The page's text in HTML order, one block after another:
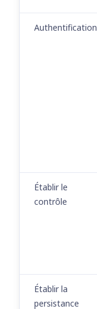
Authentification
Établir le
contrôle
Établir la
persistance